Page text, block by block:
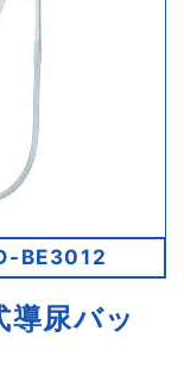
BE3012
尿バッ